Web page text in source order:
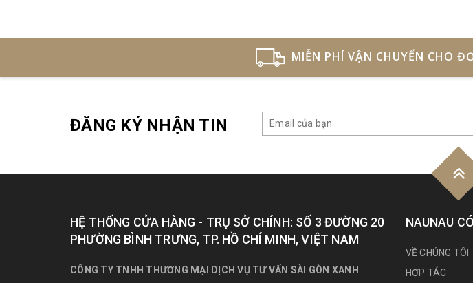
MIỄN PHÍ VẬN CHUYỂN CHO
ĐĂNG KÝ NHẬN TIN
HỆ THỐNG CỬA HÀNG - TRỤ SỞ CHÍNH: SỐ 3 ĐƯỜNG 20
PHƯỜNG BÌNH TRƯNG, TP. HỒ CHÍ MINH, VIỆT NAM
CÔNG TY TNHH THƯƠNG MẠI DỊCH VỤ TƯ VẤN SÀI GÒN XANH
NAUNAU
VỀ CHÚNG TÔI
HỢP TÁC